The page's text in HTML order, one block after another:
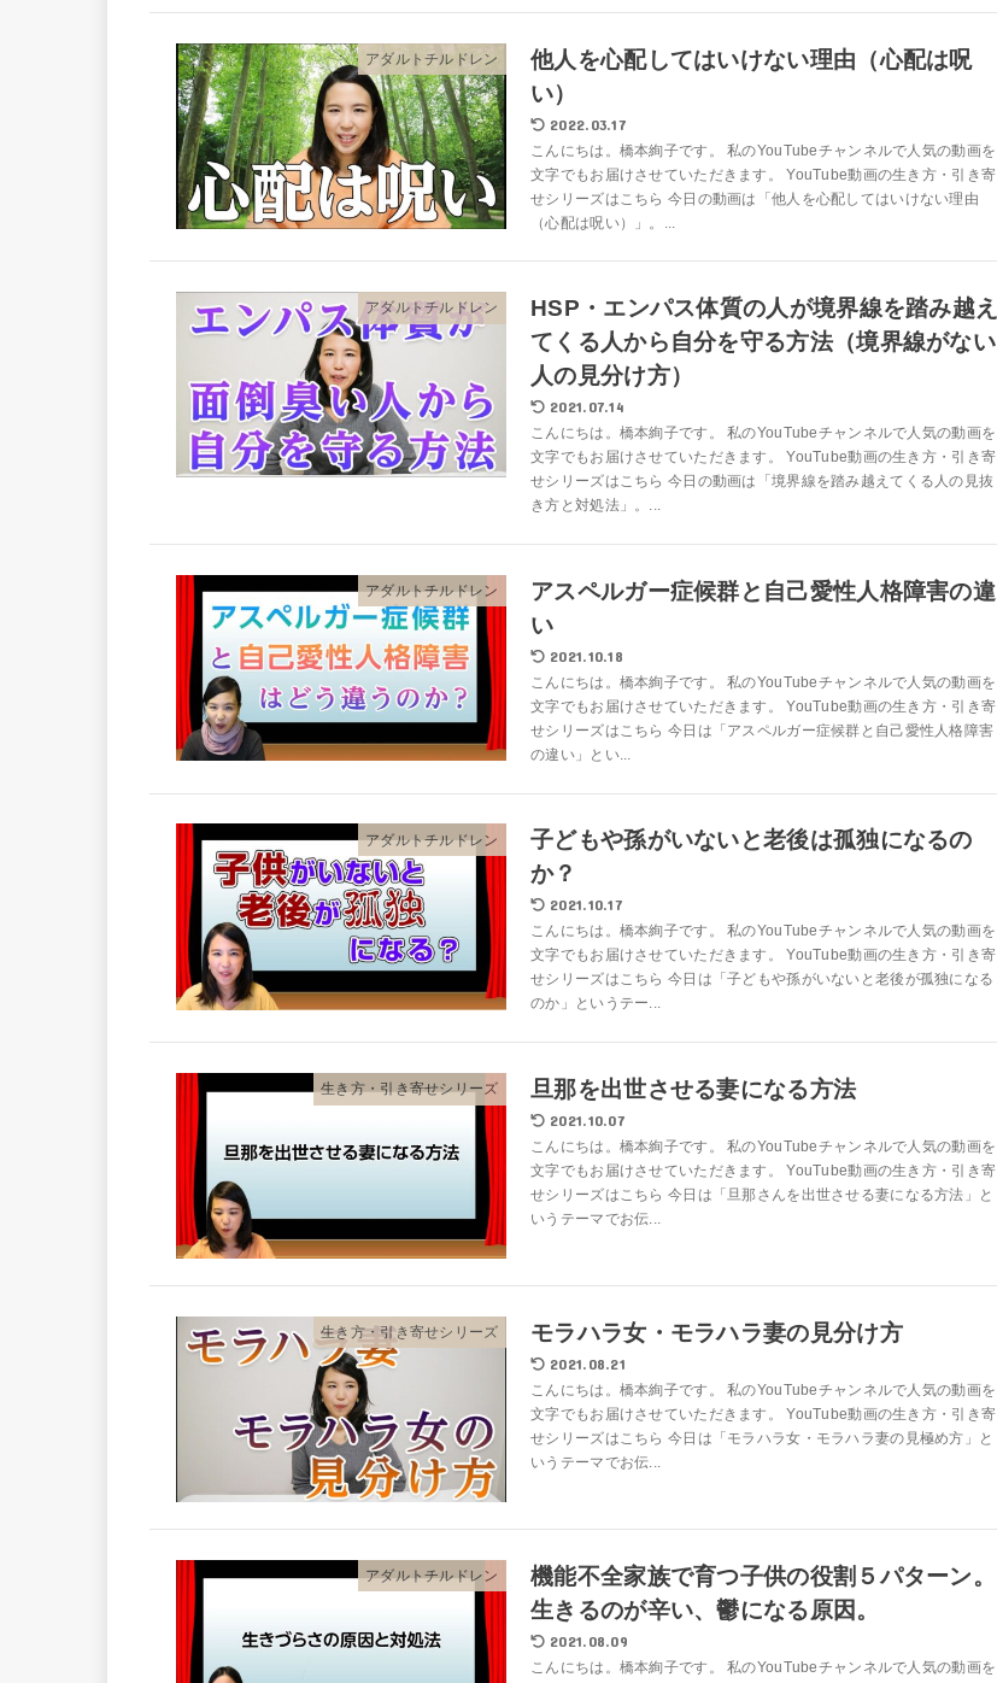
アダルトチルドレン
他人を心配してはいけない理由（心配は呪
い）
2022.03.17
こんにちは。橋本絢子です。 私のYouTubeチャンネルで人気の動画を
文字でもお届けさせていただきます。 YouTube動画の生き方・引き寄
せシリーズはこちら 今日の動画は「他人を心配してはいけない理由
（心配は呪い）」。...
アダルトチルドレン
HSP・エンパス体質の人が境界線を踏み越え
てくる人から自分を守る方法（境界線がない
人の見分け方）
2021.07.14
こんにちは。橋本絢子です。 私のYouTubeチャンネルで人気の動画を
文字でもお届けさせていただきます。 YouTube動画の生き方・引き寄
せシリーズはこちら 今日の動画は「境界線を踏み越えてくる人の見抜
き方と対処法」。...
アダルトチルドレン
アスペルガー症候群と自己愛性人格障害の違
い
2021.10.18
こんにちは。橋本絢子です。 私のYouTubeチャンネルで人気の動画を
文字でもお届けさせていただきます。 YouTube動画の生き方・引き寄
せシリーズはこちら 今日は「アスペルガー症候群と自己愛性人格障害
の違い」とい...
アダルトチルドレン
子どもや孫がいないと老後は孤独になるの
か？
2021.10.17
こんにちは。橋本絢子です。 私のYouTubeチャンネルで人気の動画を
文字でもお届けさせていただきます。 YouTube動画の生き方・引き寄
せシリーズはこちら 今日は「子どもや孫がいないと老後が孤独になる
のか」というテー...
生き方・引き寄せシリーズ 旦那を出世させる妻になる方法
2021.10.07
こんにちは。橋本絢子です。 私のYouTubeチャンネルで人気の動画を
文字でもお届けさせていただきます。 YouTube動画の生き方・引き寄
せシリーズはこちら 今日は「旦那さんを出世させる妻になる方法」と
いうテーマでお伝...
生き方・引き寄せシリーズ モラハラ女・モラハラ妻の見分け方
2021.08.21
こんにちは。橋本絢子です。 私のYouTubeチャンネルで人気の動画を
文字でもお届けさせていただきます。 YouTube動画の生き方・引き寄
せシリーズはこちら 今日は「モラハラ女・モラハラ妻の見極め方」と
いうテーマでお伝...
アダルトチルドレン
機能不全家族で育つ子供の役割５パターン。
生きるのが辛い、鬱になる原因。
2021.08.09
こんにちは。橋本絢子です。 私のYouTubeチャンネルで人気の動画を